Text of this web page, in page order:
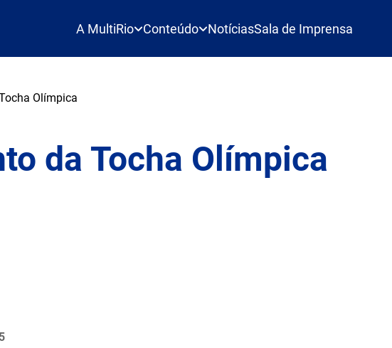
A MultiRio Conteúdo NotíciasSala de Imprensa
Olímpica
da Tocha Olímpica